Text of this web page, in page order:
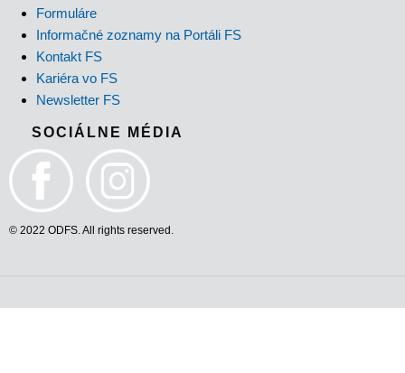
Formuláre
Informačné zoznamy na Portáli FS
Kontakt FS
Kariéra vo FS
Newsletter FS
SOCIÁLNE MÉDIA
© 2022 ODFS. All rights reserved.